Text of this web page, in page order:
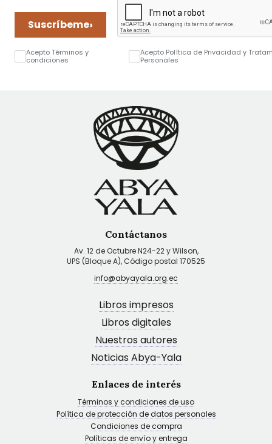
Suscríbeme›
Acepto Términos y
condiciones
Acepto Política de Privacidad y
Personales
Contáctanos
Av. 12 de Octubre N24-22 y Wilson,
UPS (Bloque A), Código postal 170525
info@abyayala.org.ec
Libros impresos
Libros digitales
Nuestros autores
Noticias Abya-Yala
Enlaces de interés
Términos y condiciones de uso
Política de protección de datos personales
Condiciones de compra
Políticas de envío y entrega